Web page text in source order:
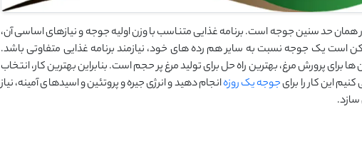
همان حد سنین جوجه است. برنامه غذایی متناسب با وزن اولیه جوجه و نیازهای اساسی آن،
است یک جوجه نسبت به سایر هم رده های خود، نیازمند برنامه غذایی متفاوتی باشد.
برای پرورش مرغ، بهترین راه حل برای تولید مرغ پر حجم است. بنابراین بهترین کار، انتخاب
این کار را برایجوجه یک روزهانجام دهید و انرژی جیره و پروتئین و اسیدهای آمینه، نیاز